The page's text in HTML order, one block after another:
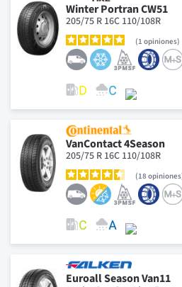
Winter Portran CW51
205/75 R 16C 110/108R
1 opiniones
VanContact 4Season
205/75 R 16C 110/108R
18 opiniones
Euroall Season Van11